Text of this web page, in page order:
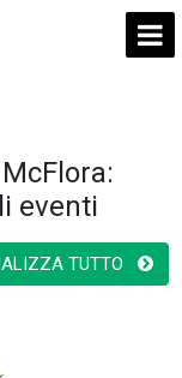
eventi
TUTTO